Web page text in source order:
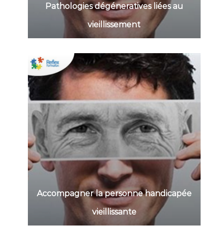
Pathologies dégéneratives liées au
vieillissement
Accompagner la personne handicapée
vieillissante